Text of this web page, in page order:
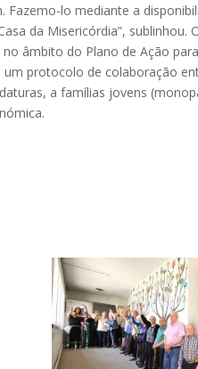
lo mediante a
da Misericórdia”, sublinhou.
âmbito do Plano de Ação
protocolo de colaboração
a famílias jovens